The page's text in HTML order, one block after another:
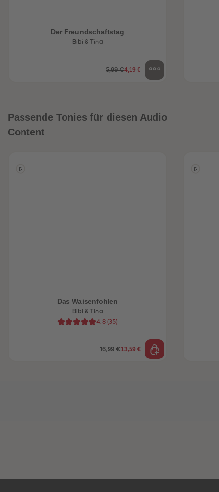
Der Freundschaftstag
Bibi & Tina
5,99 €4,19 €
Passende Tonies für diesen Audio
Content
Das Waisenfohlen
Bibi & Tina
4.8 (35)
16,99 €13,59 €